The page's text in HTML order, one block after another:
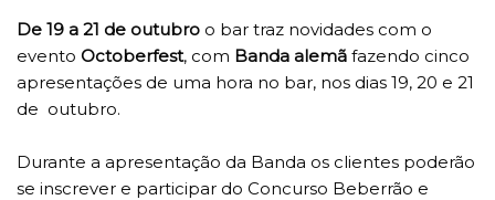
De 19 a 21 de outubro o bar traz novidades com o
evento Octoberfest, com Banda alemã fazendo cinco
apresentações de uma hora no bar, nos dias 19, 20 e 21
de outubro.
Durante a apresentação da Banda os clientes poderão
se inscrever e participar do Concurso Beberrão e